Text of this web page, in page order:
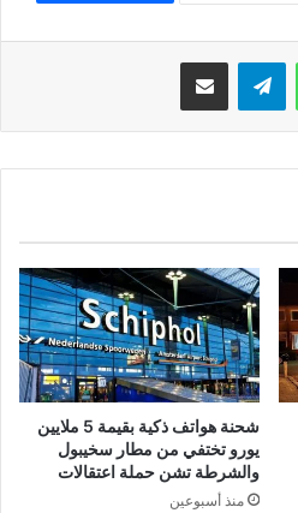
واتساب تيلقرام مشاركة عبر البريد
شحنة هواتف ذكية بقيمة 5 ملايين
يورو تختفي من مطار سخيبول
والشرطة تشن حملة اعتقالات
منذ أسبوعين